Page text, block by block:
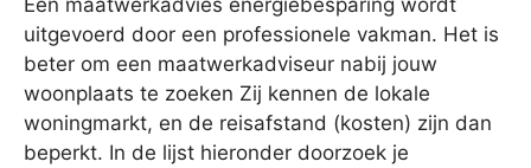
Een maatwerkadvies energiebesparing wordt
uitgevoerd door een professionele vakman. Het is
beter om een maatwerkadviseur nabij jouw
woonplaats te zoeken Zij kennen de lokale
woningmarkt, en de reisafstand (kosten) zijn dan
beperkt. In de lijst hieronder doorzoek je